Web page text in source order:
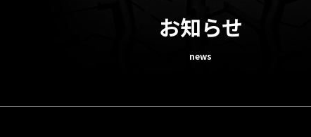
お知らせ
news